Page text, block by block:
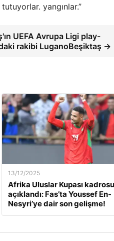
yangınlar.”
UEFA Avrupa Ligi play-
rakibi LuganoBeşiktaş →
13/12/2025
Afrika Uluslar Kupası kadrosu
açıklandı: Fas’ta Youssef En-
Nesyri’ye dair son gelişme!